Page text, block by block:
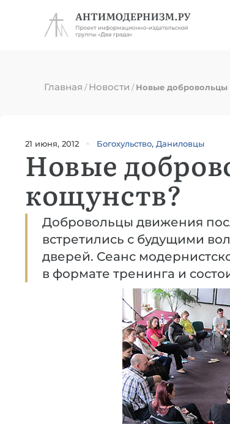
Главная /Новости /Новые добровольцы
21 июня, 2012 Богохульство, Даниловцы
Новые
кощунств?
Добровольцы движения
встретились с будущими
дверей. Сеанс
в формате тренинга и